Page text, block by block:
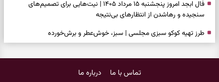
فال ابجد امروز پنجشنبه ۱۵ مرداد ۱۴۰۵ | نیت‌هایی برای تصمیم‌های
سنجیده و رهاشدن از انتظارهای بی‌نتیجه
طرز تهیه کوکو سبزی مجلسی | سبز، خوش‌عطر و برش‌خورده
تماس با ما درباره ما